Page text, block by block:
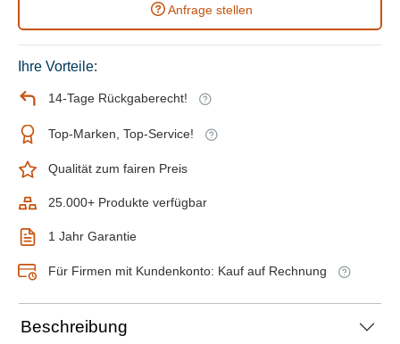
Anfrage stellen
Ihre Vorteile:
14-Tage Rückgaberecht!
Top-Marken, Top-Service!
Qualität zum fairen Preis
25.000+ Produkte verfügbar
1 Jahr Garantie
Für Firmen mit Kundenkonto: Kauf auf Rechnung
Beschreibung